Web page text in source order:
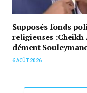
Supposés fonds
religieuses :Cheikh
dément
6 AOÛT 2026